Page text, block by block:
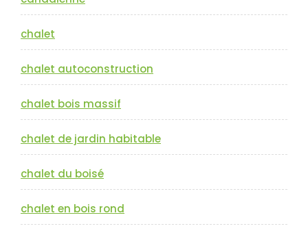
chalet
chalet autoconstruction
chalet bois massif
chalet de jardin habitable
chalet du boisé
chalet en bois rond